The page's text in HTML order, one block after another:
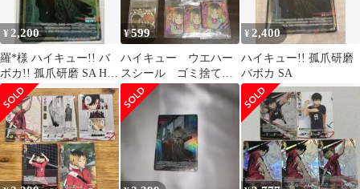
¥ 2,200
羅*様 ハイキュー!! バ
ボカ!! 孤爪研磨 SA HV-
P03-031
¥599
ハイキュー ウエハー
スシール ゴミ捨て場
の決戦 12枚セット
¥ 2,400
ハイキュー!! 孤爪研磨
バボカ SA